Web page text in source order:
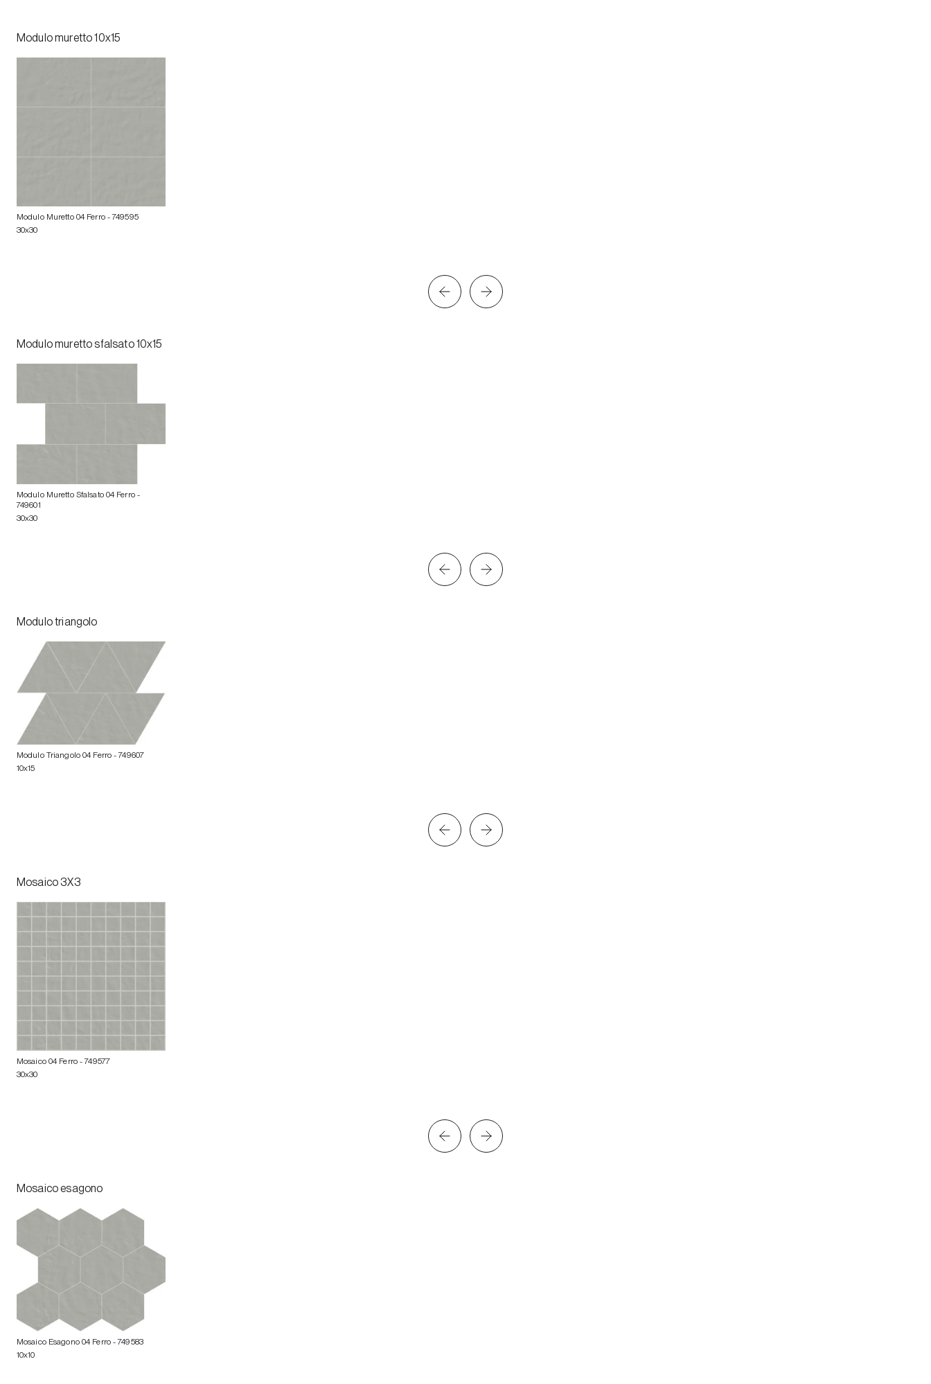
Modulo muretto 10x15
Modulo Muretto 04 Ferro- 749595
30x30
Modulo muretto sfalsato 10x15
Modulo Muretto Sfalsato 04 Ferro-
749601
30x30
Modulo triangolo
Modulo Triangolo 04 Ferro - 749607
10x15
Mosaico 3X3
Mosaico 04 Ferro- 749577
30x30
Mosaico esagono
Mosaico Esagono 04 Ferro- 749583
10x10